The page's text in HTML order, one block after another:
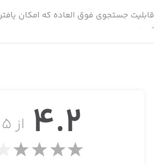
قابلیت جستجوی فوق العاده که امکان
است .
برنامه شامل بخش غذای اصلی ، پیش غذا
بخش غذای اصلی شامل :
از ۵ 4.2